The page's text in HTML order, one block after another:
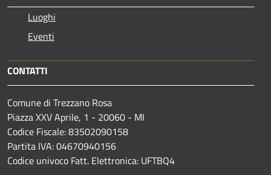
Luoghi
Eventi
CONTATTI
Comune di Trezzano Rosa
Piazza XXV Aprile, 1 - 20060 - MI
Codice Fiscale: 83502090158
Partita IVA: 04670940156
Codice univoco Fatt. Elettronica: UFTBQ4